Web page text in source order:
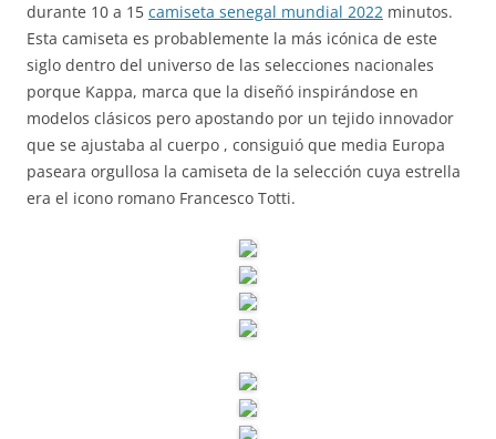
durante 10 a 15 camiseta senegal mundial 2022 minutos.
Esta camiseta es probablemente la más icónica de este
siglo dentro del universo de las selecciones nacionales
porque Kappa, marca que la diseñó inspirándose en
modelos clásicos pero apostando por un tejido innovador
que se ajustaba al cuerpo , consiguió que media Europa
paseara orgullosa la camiseta de la selección cuya estrella
era el icono romano Francesco Totti.